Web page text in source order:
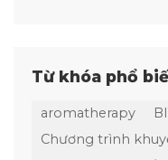
Từ khóa phổ
aromatherapy
Chương trình